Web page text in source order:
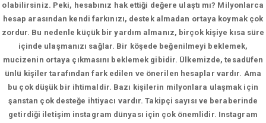
olabilirsiniz. Peki, hesabınız hak ettiği değere ulaştı mı? Milyonlarca
hesap arasından kendi farkınızı, destek almadan ortaya koymak çok
zordur. Bu nedenle küçük bir yardım almanız, birçok kişiye kısa süre
içinde ulaşmanızı sağlar. Bir köşede beğenilmeyi beklemek,
mucizenin ortaya çıkmasını beklemek gibidir. Ülkemizde, tesadüfen
ünlü kişiler tarafından fark edilen ve önerilen hesaplar vardır. Ama
bu çok düşük bir ihtimaldir. Bazı kişilerin milyonlara ulaşmak için
şanstan çok desteğe ihtiyacı vardır. Takipçi sayısı ve beraberinde
getirdiği iletişim instagram dünyası için çok önemlidir. Instagram